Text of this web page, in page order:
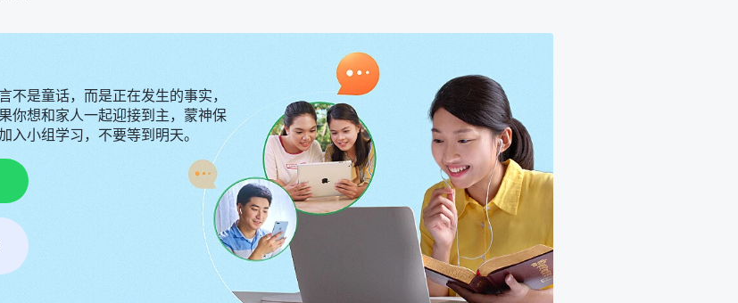
不是童话，而是正在发生的事实，
你想和家人一起迎接到主，蒙神保
小组学习，不要等到明天。